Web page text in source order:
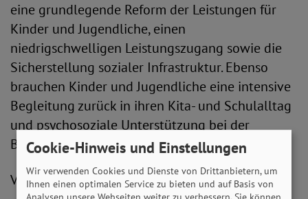
eine grundlegende Reform der Leistungen für
Kinder und Jugendliche, einen
niedrigschwelligen Leistungszugang sowie die
Sicherstellung sozialer Infrastruktur. Ebenso
brauchen Kinder und Jugendliche eine intensive
Begleitung zurück in ihren Kita- und Schulalltag
und psychosoziale Unterstützung bei der
Bewältigung der Auswirkungen der Pandemie.
V.i.S.d.P.: Christian Draheim
Cookie-Hinweis und Einstellungen
Wir verwenden Cookies und Dienste von Drittanbietern, um
Ihnen einen optimalen Service zu bieten und auf Basis von